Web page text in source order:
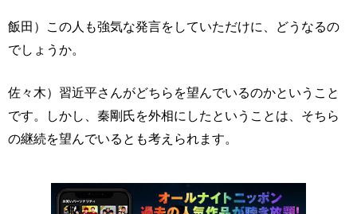
飯田）この人も強気な発言をしていただけに、どうなるの
でしょうか。
佐々木）習近平さんがどちらを望んでいるのかということ
です。しかし、秦剛氏を外相にしたということは、そちら
の継続を望んでいるとも考えられます。